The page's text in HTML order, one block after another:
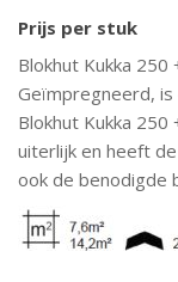
Prijs per stuk
Blokhut Kukka 250
Geïmpregneerd,
Blokhut Kukka
uiterlijk en heeft
ook de benodigde